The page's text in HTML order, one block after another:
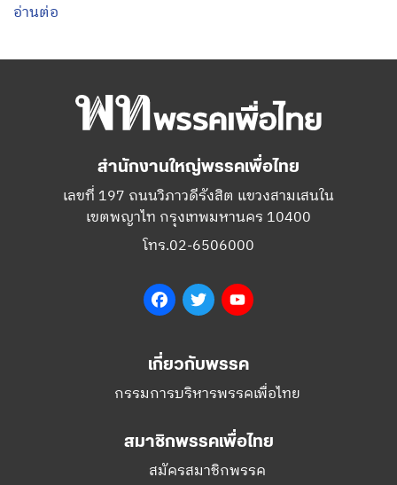
อ่านต่อ
สำนักงานใหญ่พรรคเพื่อไทย
เลขที่ 197 ถนนวิภาวดีรังสิต แขวงสามเสนใน
เขตพญาไท กรุงเทพมหานคร 10400
โทร.02-6506000
FacebookTwitter
เกี่ยวกับพรรค
กรรมการบริหารพรรคเพื่อไทย
สมาชิกพรรคเพื่อไทย
สมัครสมาชิกพรรค